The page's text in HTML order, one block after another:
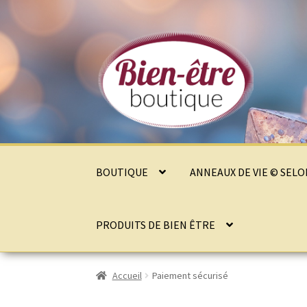
la
navigation
contenu
BOUTIQUE ANNEAUX DE VIE ©
PRODUITS DE BIEN ÊTRE
Accueil Paiement sécurisé